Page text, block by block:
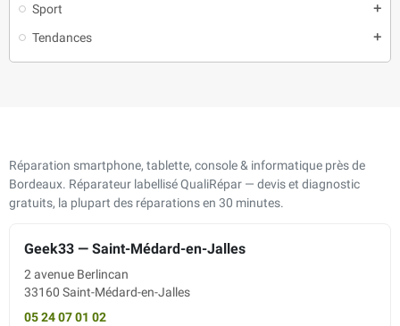
Sport add
Tendances add
Réparation smartphone, tablette, console & informatique près de
Bordeaux. Réparateur labellisé QualiRépar — devis et diagnostic
gratuits, la plupart des réparations en 30 minutes.
Geek33 — Saint-Médard-en-Jalles
2 avenue Berlincan
33160 Saint-Médard-en-Jalles
05 24 07 01 02